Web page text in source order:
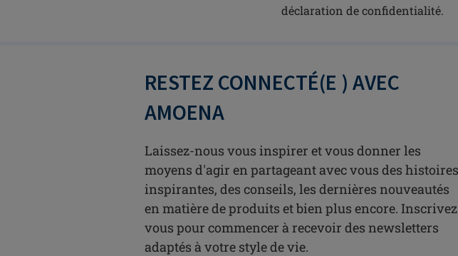
déclaration de confidentialité.
RESTEZ CONNECTÉ(E ) AVEC
AMOENA
Laissez-nous vous inspirer et vous donner les
moyens d'agir en partageant avec vous des histoires
inspirantes, des conseils, les dernières nouveautés
en matière de produits et bien plus encore.
vous pour commencer à recevoir des newsletters
adaptés à votre style de vie.